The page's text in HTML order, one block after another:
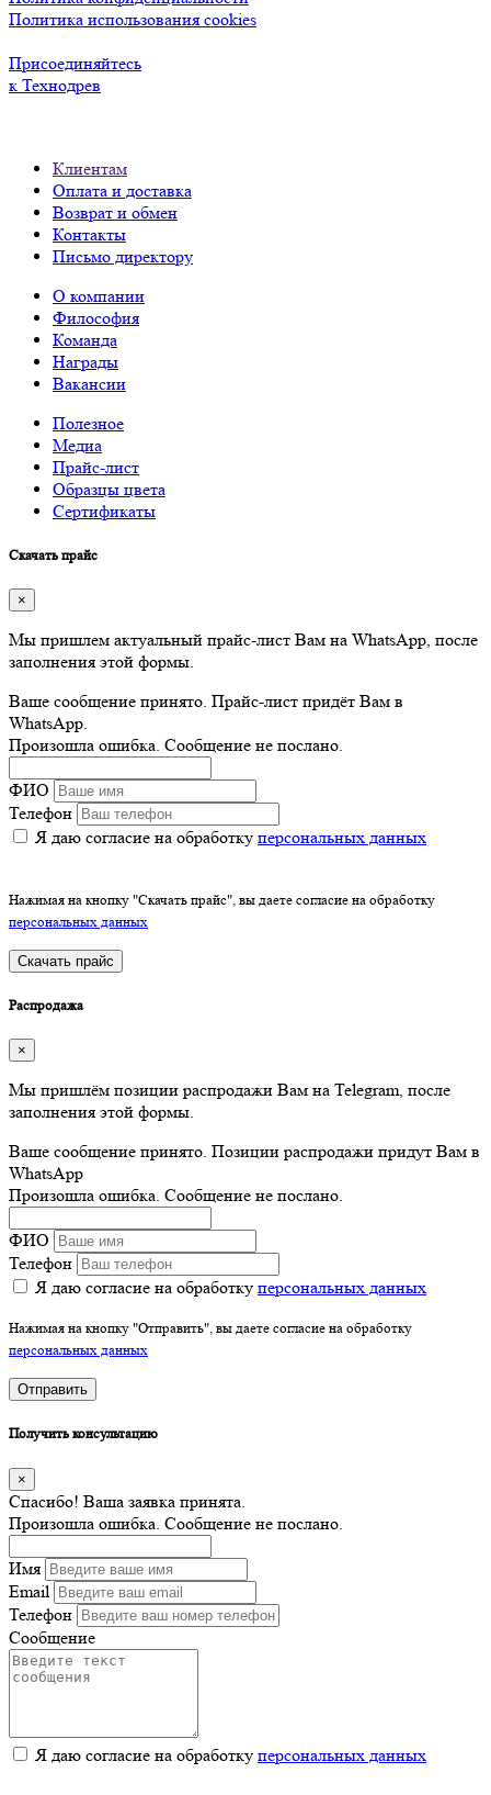
Политика использования cookies
Присоединяйтесь
к Технодрев
Клиентам
Оплата и доставка
Возврат и обмен
Контакты
Письмо директору
О компании
Философия
Команда
Награды
Вакансии
Полезное
Медиа
Прайс-лист
Образцы цвета
Сертификаты
Скачать прайс
×
Мы пришлем актуальный прайс-лист Вам на WhatsApp, после
заполнения этой формы.
Ваше сообщение принято. Прайс-лист придёт Вам в
WhatsApp.
Произошла ошибка. Сообщение не послано.
ФИО
Телефон
Я даю согласие на обработку персональных данных
Нажимая на кнопку "Скачать прайс", вы даете согласие на обработку
персональных данных
Скачать прайс
Распродажа
×
Мы пришлём позиции распродажи Вам на Telegram, после
заполнения этой формы.
Ваше сообщение принято. Позиции распродажи придут Вам в
WhatsApp
Произошла ошибка. Сообщение не послано.
ФИО
Телефон
Я даю согласие на обработку персональных данных
Нажимая на кнопку "Отправить", вы даете согласие на обработку
персональных данных
Отправить
Получить консультацию
×
Спасибо! Ваша заявка принята.
Произошла ошибка. Сообщение не послано.
Имя
Email
Телефон
Сообщение
Я даю согласие на обработку персональных данных